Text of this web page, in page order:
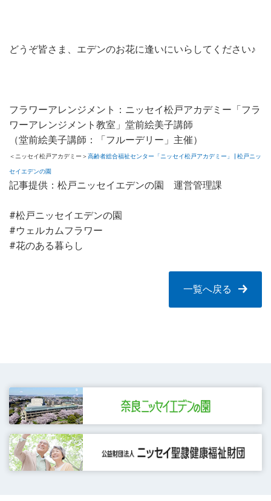
どうぞ皆さま、エデンのお花に逢いにいらしてください♪
フラワーアレンジメント：ニッセイ松戸アカデミー「フラ
ワーアレンジメント教室」堂前絵美子講師
（堂前絵美子講師：「フルーデリー」主催）
＜ニッセイ松戸アカデミー＞高齢者総合福祉センター「ニッセイ松戸アカデミー」 | 松戸ニッ
セイエデンの園
記事提供：松戸ニッセイエデンの園 運営管理課
#松戸ニッセイエデンの園
#ウェルカムフラワー
#花のある暮らし
一覧へ戻る